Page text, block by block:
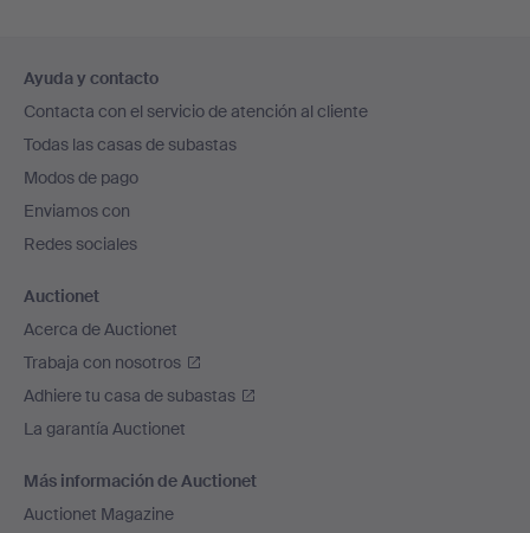
en
el
pie
de
página
Ayuda y contacto
Contacta con el servicio de atención al cliente
Todas las casas de subastas
Modos de pago
Enviamos con
Redes sociales
Auctionet
Acerca de Auctionet
Trabaja con nosotros
Adhiere tu casa de subastas
La garantía Auctionet
Más información de Auctionet
Auctionet Magazine